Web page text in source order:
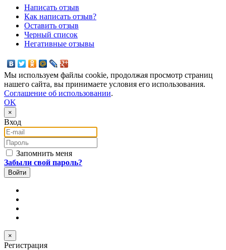
Написать отзыв
Как написать отзыв?
Оставить отзыв
Черный список
Негативные отзывы
Мы используем файлы cookie, продолжая просмотр страниц
нашего сайта, вы принимаете условия его использования.
Соглашение об использовании.
OK
×
Вход
E-mail
Пароль
Запомнить меня
Забыли свой пароль?
×
Регистрация